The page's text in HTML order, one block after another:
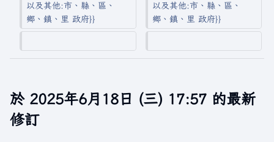
以及其他:市、縣、區、
鄉、鎮、里 政府}}
以及其他:市、縣、區、
鄉、鎮、里 政府}}
於 2025年6月18日 (三) 17:57 的最新
修訂